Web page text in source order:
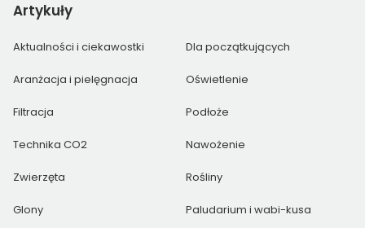
Artykuły
Aktualności i ciekawostki Dla początkujących
Aranżacja i pielęgnacja Oświetlenie
Filtracja Podłoże
Technika CO2 Nawożenie
Zwierzęta Rośliny
Glony Paludarium i wabi-kusa